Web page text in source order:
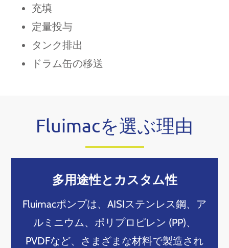
充填
定量投与
タンク排出
ドラム缶の移送
Fluimacを選ぶ理由
多用途性とカスタム性
Fluimacポンプは、AISIステンレス鋼、ア
ルミニウム、ポリプロピレン (PP)、
PVDFなど、さまざまな材料で製造され